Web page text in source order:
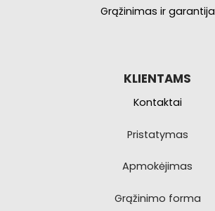
Grąžinimas ir garantija
KLIENTAMS
Kontaktai
Pristatymas
Apmokėjimas
Grąžinimo forma